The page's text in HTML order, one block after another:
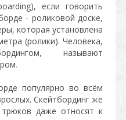
если говорить
- роликовой доске,
которая установлена
(ролики). Человека,
называют
.
популярно во всём
Скейтбординг же
даже относят к